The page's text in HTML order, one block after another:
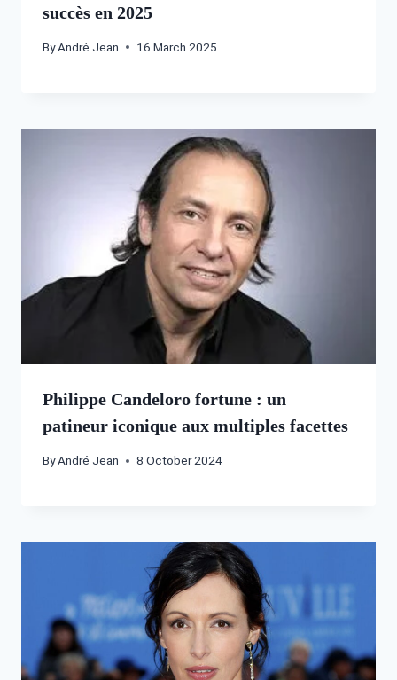
succès en 2025
ByAndré Jean 16 March 2025
Philippe Candeloro fortune : un
patineur iconique aux multiples facettes
ByAndré Jean 8 October 2024